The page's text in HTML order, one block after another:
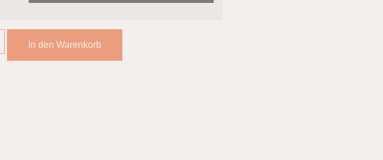
In den Warenkorb